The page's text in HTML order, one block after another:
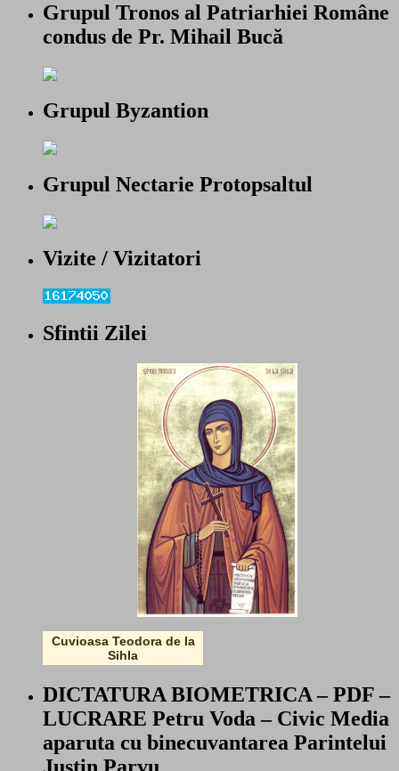
Grupul Tronos al Patriarhiei Române
condus de Pr. Mihail Bucă
Grupul Byzantion
Grupul Nectarie Protopsaltul
Vizite / Vizitatori
Sfintii Zilei
Cuvioasa Teodora de la
Sihla
DICTATURA BIOMETRICA – PDF –
LUCRARE Petru Voda – Civic Media
aparuta cu binecuvantarea Parintelui
Justin Parvu